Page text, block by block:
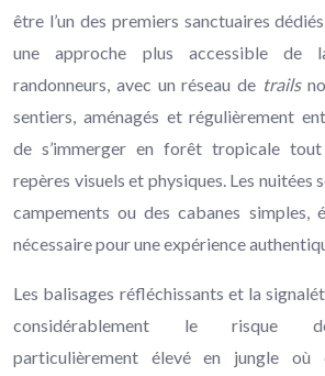
être l’un des premiers sanctuaires
une approche plus accessible de
randonneurs, avec un réseau de trails
sentiers, aménagés et régulièrement
de s’immerger en forêt tropicale
repères visuels et physiques. Les nuitées
campements ou des cabanes simples,
nécessaire pour une expérience
Les balisages réfléchissants et la
considérablement le risque
particulièrement élevé en jungle où